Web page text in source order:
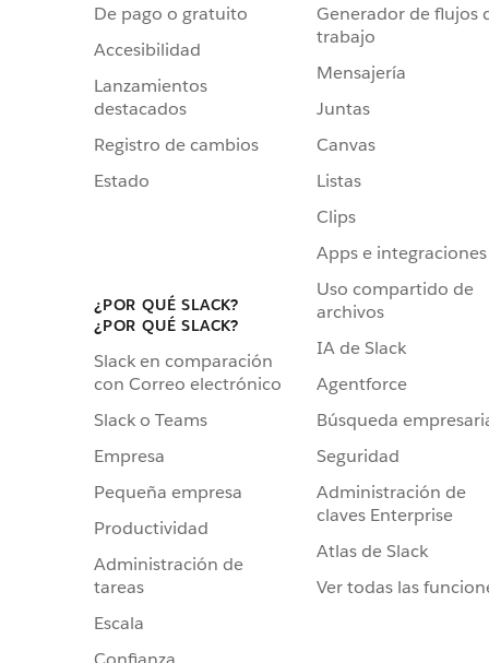
De pago o gratuito
Accesibilidad
Lanzamientos
destacados
Registro de cambios
Estado
¿POR QUÉ SLACK?
¿POR QUÉ SLACK?
Slack en comparación
con Correo electrónico
Slack o Teams
Empresa
Pequeña empresa
Productividad
Administración de
tareas
Escala
Generador de flujos
trabajo
Mensajería
Juntas
Canvas
Listas
Clips
Apps e integraciones
Uso compartido de
archivos
IA de Slack
Agentforce
Búsqueda
Seguridad
Administración de
claves Enterprise
Atlas de Slack
Ver todas las